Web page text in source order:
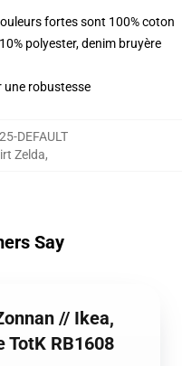
fortes sont 100% coton
polyester, denim bruyère
une robustesse
DEFAULT
Zelda,
Say
// Ikea,
TotK RB1608